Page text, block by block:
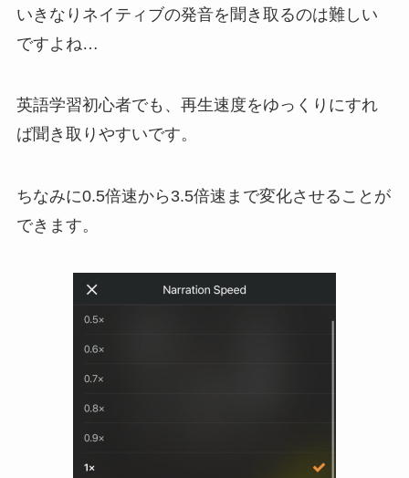
いきなりネイティブの発音を聞き取るのは難しい
ですよね…
英語学習初心者でも、再生速度をゆっくりにすれ
ば聞き取りやすいです。
ちなみに0.5倍速から3.5倍速まで変化させることが
できます。